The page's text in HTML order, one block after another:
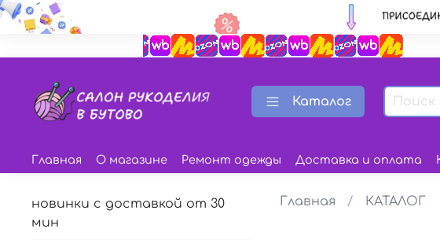
Каталог
Главная О магазине Ремонт одежды Доставка и оплата
Главная КАТАЛОГ
новинки с доставкой от 30
мин